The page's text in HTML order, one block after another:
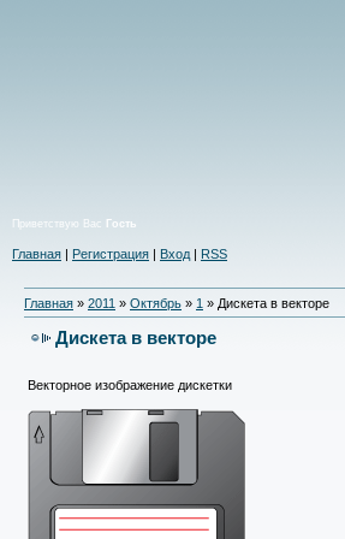
Приветствую Вас Гость
Главная | Регистрация | Вход | RSS
Главная » 2011 » Октябрь » 1 » Дискета в векторе
Дискета в векторе
Векторное изображение дискетки